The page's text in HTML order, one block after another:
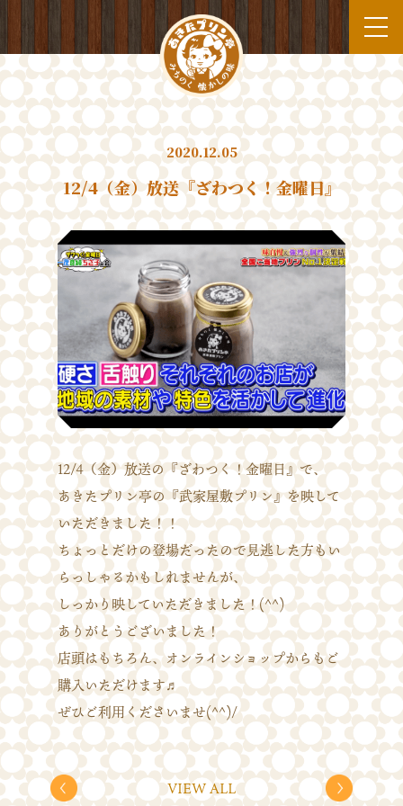
2020.12.05
12/4（金）放送『ざわつく！金曜日』
12/4（金）放送の『ざわつく！金曜日』で、
あきたプリン亭の『武家屋敷プリン』を映して
いただきました！！
ちょっとだけの登場だったので見逃した方もい
らっしゃるかもしれませんが、
しっかり映していただきました！(^^)
ありがとうございました！
店頭はもちろん、オンラインショップからもご
購入いただけます♬
ぜひご利用くださいませ(^^)/
VIEW ALL